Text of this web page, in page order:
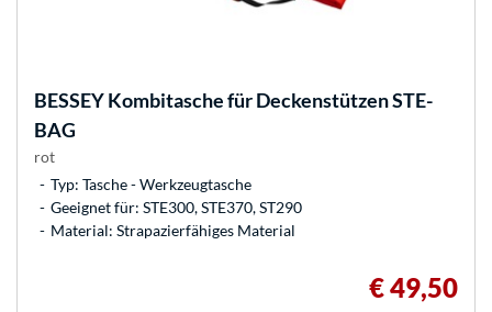
BESSEYKombitasche für Deckenstützen STE-
BAG
rot
Typ: Tasche - Werkzeugtasche
Geeignet für: STE300, STE370, ST290
Material: Strapazierfähiges Material
€ 49,50